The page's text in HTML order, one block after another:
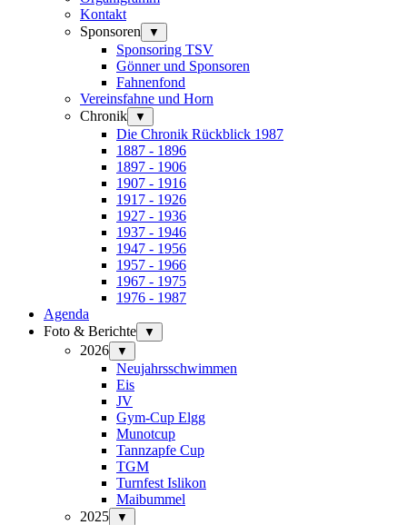
Kontakt
Sponsoren
▼
Sponsoring TSV
Gönner und Sponsoren
Fahnenfond
Vereinsfahne und Horn
Chronik
▼
Die Chronik Rückblick 1987
1887 - 1896
1897 - 1906
1907 - 1916
1917 - 1926
1927 - 1936
1937 - 1946
1947 - 1956
1957 - 1966
1967 - 1975
1976 - 1987
Agenda
Foto & Berichte
▼
2026 ▼
Neujahrsschwimmen
Eis
JV
Gym-Cup Elgg
Munotcup
Tannzapfe Cup
TGM
Turnfest Islikon
Maibummel
2025
▼